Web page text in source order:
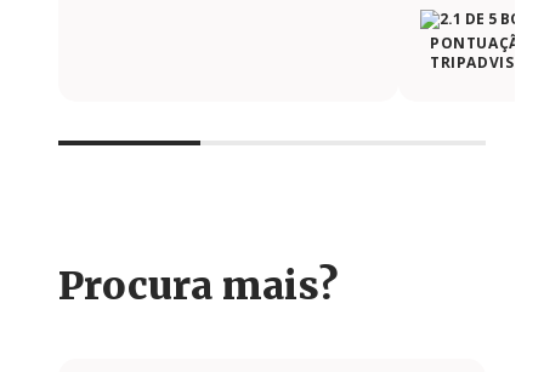
PONTUAÇÃO
TRIPADVISOR
Procura mais?